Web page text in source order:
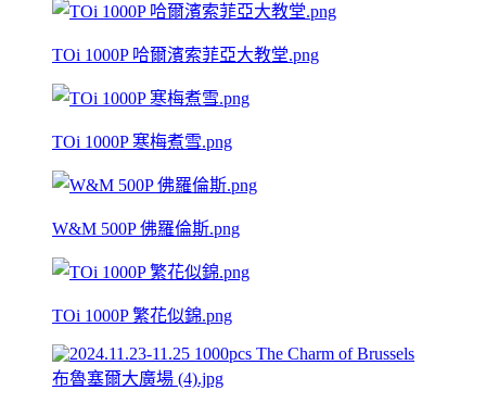
TOi 1000P 哈爾濱索菲亞大教堂.png
TOi 1000P 寒梅煮雪.png
W&M 500P 佛羅倫斯.png
TOi 1000P 繁花似錦.png